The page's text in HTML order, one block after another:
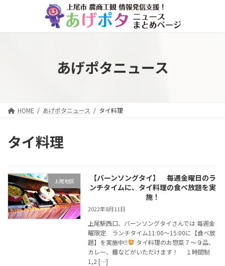
ン
ー
あげポタニュース
HOME あげポタニュース タイ料理
タイ料理
上尾地区
【バーンソングタイ】 毎週金曜日のラ
ンチタイムに、タイ料理の食べ放題を実
施！
2022年8月11日
上尾駅西口、バーンソングタイさんでは 毎週金
曜限定 ランチタイム11:00～15:00に【食べ放
題】を実施中‼
タイ料理のお惣菜７～９品、
カレー、麺などがいただけます！ １時間制
1,2 […]